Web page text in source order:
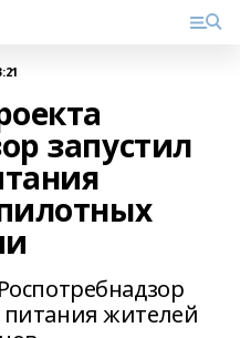
запустил
жителей